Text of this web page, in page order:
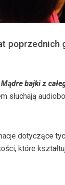
Mądre bajki z
słuchają
dotyczące
które